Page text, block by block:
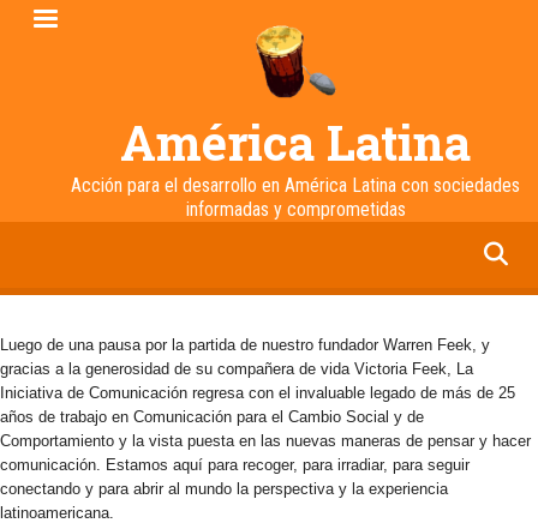
Pasar
América Latina
Acción para el desarrollo en América Latina con sociedades
informadas y comprometidas
Luego de una pausa por la partida de nuestro fundador Warren Feek, y
gracias a la generosidad de su compañera de vida Victoria Feek, La
Iniciativa de Comunicación regresa con el invaluable legado de más de 25
años de trabajo en Comunicación para el Cambio Social y de
Comportamiento y la vista puesta en las nuevas maneras de pensar y hacer
comunicación. Estamos aquí para recoger, para irradiar, para seguir
conectando y para abrir al mundo la perspectiva y la experiencia
latinoamericana.